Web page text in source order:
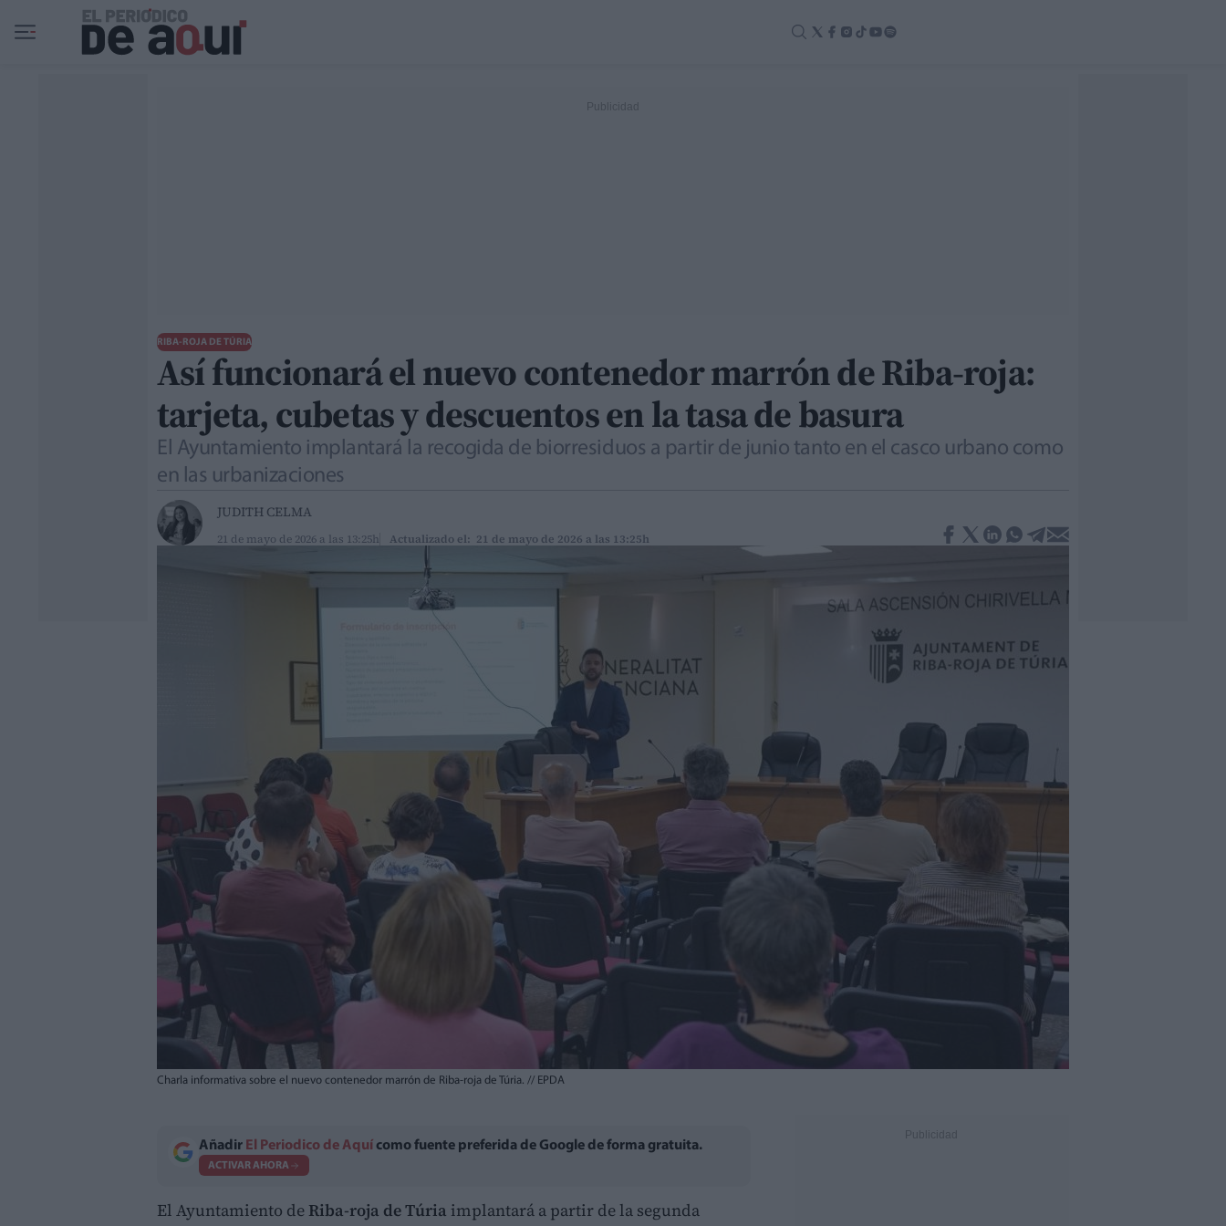
Ir al contenido principal
RIBA-ROJA DE TÚRIA
Así funcionará el nuevo contenedor marrón de Riba-roja:
tarjeta, cubetas y descuentos en la tasa de basura
El Ayuntamiento implantará la recogida de biorresiduos a partir de junio tanto en el casco urbano como
en las urbanizaciones
JUDITH CELMA
21 de mayo de 2026 a las 13:25h Actualizado el: 21 de mayo de 2026 a las 13:25h
Charla informativa sobre el nuevo contenedor marrón de Riba-roja de Túria. // EPDA
Añadir El Periodico de Aquí como fuente preferida de Google de forma gratuita.
ACTIVAR AHORA
El Ayuntamiento de Riba-roja de Túria implantará a partir de la segunda